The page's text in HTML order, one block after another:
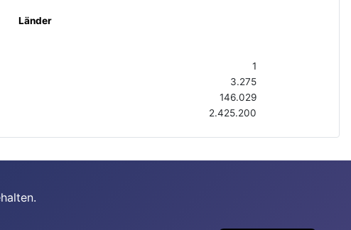
Länder
1
3.275
146.029
2.425.200